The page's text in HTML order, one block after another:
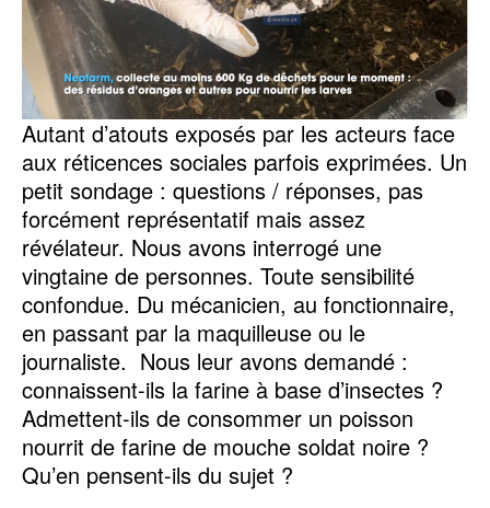
Autant d’atouts exposés par les acteurs face
aux réticences sociales parfois exprimées. Un
petit sondage : questions / réponses, pas
forcément représentatif mais assez
révélateur. Nous avons interrogé une
vingtaine de personnes. Toute sensibilité
confondue. Du mécanicien, au fonctionnaire,
en passant par la maquilleuse ou le
journaliste. Nous leur avons demandé :
connaissent-ils la farine à base d’insectes ?
Admettent-ils de consommer un poisson
nourrit de farine de mouche soldat noire ?
Qu’en pensent-ils du sujet ?